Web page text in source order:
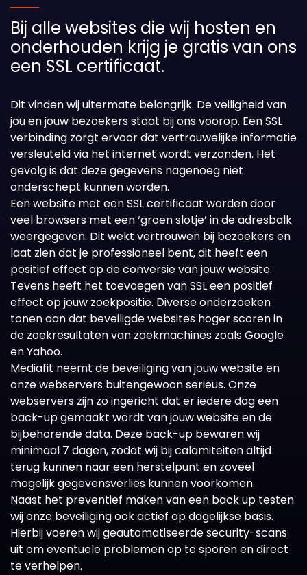
Bij alle websites die wij hosten en
onderhouden krijg je gratis van ons
een SSL certificaat.
Dit vinden wij uitermate belangrijk. De veiligheid van
jou en jouw bezoekers staat bij ons voorop. Een SSL
verbinding zorgt ervoor dat vertrouwelijke informatie
versleuteld via het internet wordt verzonden. Het
gevolg is dat deze gegevens nagenoeg niet
onderschept kunnen worden.
Een website met een SSL certificaat worden door
veel browsers met een ‘groen slotje’ in de adresbalk
weergegeven. Dit wekt vertrouwen bij bezoekers en
laat zien dat je professioneel bent, dit heeft een
positief effect op de conversie van jouw website.
Tevens heeft het toevoegen van SSL een positief
effect op jouw zoekpositie. Diverse onderzoeken
tonen aan dat beveiligde websites hoger scoren in
de zoekresultaten van zoekmachines zoals Google
en Yahoo.
Mediafit neemt de beveiliging van jouw website en
onze webservers buitengewoon serieus. Onze
webservers zijn zo ingericht dat er iedere dag een
back-up gemaakt wordt van jouw website en de
bijbehorende data. Deze back-up bewaren wij
minimaal 7 dagen, zodat wij bij calamiteiten altijd
terug kunnen naar een herstelpunt en zoveel
mogelijk gegevensverlies kunnen voorkomen.
Naast het preventief maken van een back up testen
wij onze beveiliging ook actief op dagelijkse basis.
Hierbij voeren wij geautomatiseerde security-scans
uit om eventuele problemen op te sporen en direct
te verhelpen.